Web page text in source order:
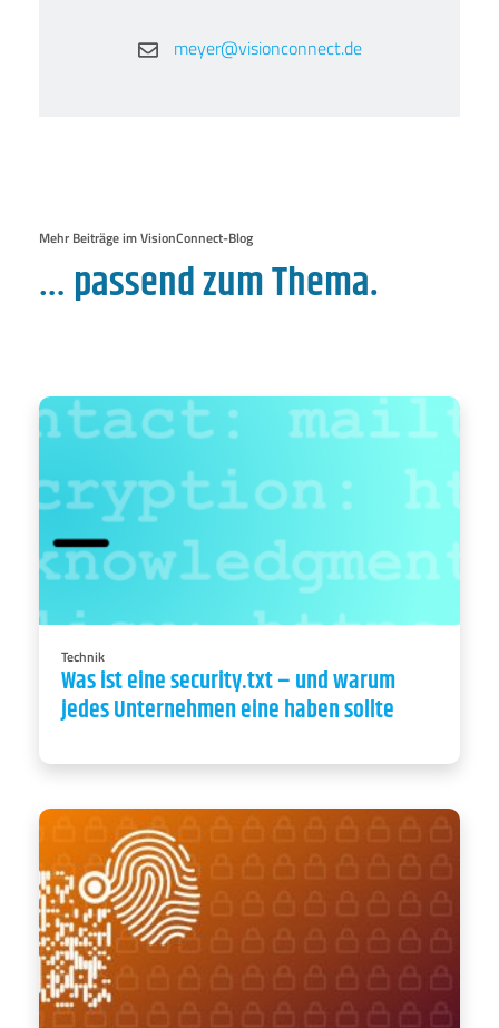
meyer@visionconnect.de
Mehr Beiträge im VisionConnect-Blog
… passend zum Thema.
Technik
Was ist eine security.txt – und warum
jedes Unternehmen eine haben sollte
Der standardisierte Einsatz einer sogenannten
security.txt-Datei kann dazu beitragen, bei
Sicherheitsvorfällen die verantwortlichen Stellen
Mit zunehmender Bedrohung der eigenen
Webpräsenz bietet die Multifaktor-
Authentifizierung eine gute Absicherung gegen
Angriffe.